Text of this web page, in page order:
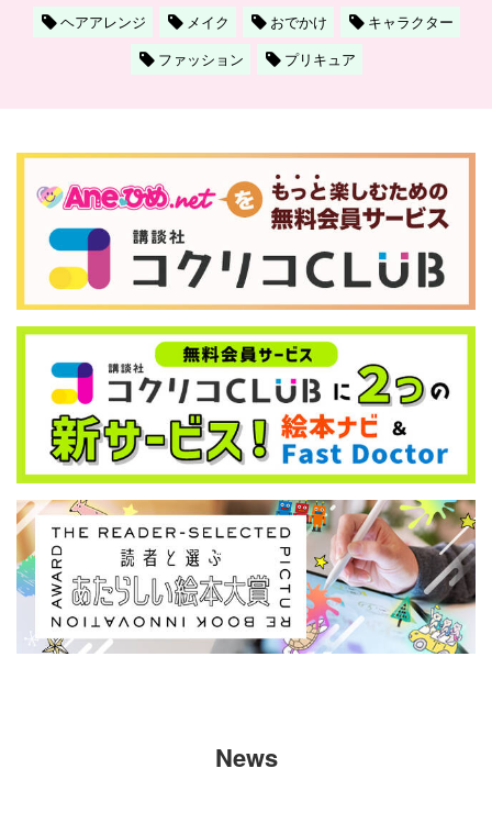
ヘアアレンジ メイク おでかけ
キャラクター
ファッション
プリキュア
News